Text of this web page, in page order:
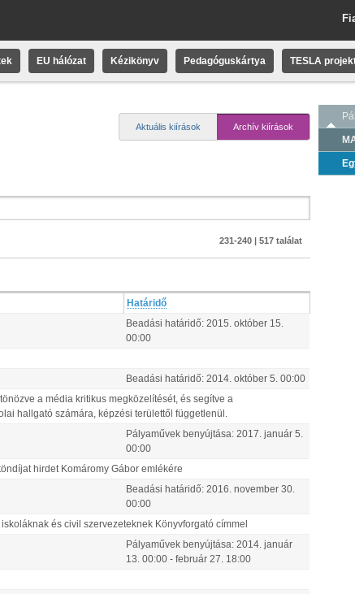
EU hálózat Kézikönyv Pedagóguskártya TESLA
Aktuális kiírások Archív kiírások
231-240 | 517 találat
Határidő
Beadási határidő: 2015. október 15
00:00
Beadási határidő: 2014. október 5 00:00
a média kritikus megközelítését, és segítve a
hallgató számára, képzési területtől függetlenül.
Pályaművek benyújtása: 2017. január 5
00:00
hirdet Komáromy Gábor emlékére
Beadási határidő: 2016. november 30
00:00
és civil szervezeteknek Könyvforgató címmel
Pályaművek benyújtása: 2014. január
13 00:00 - február 27 18:00